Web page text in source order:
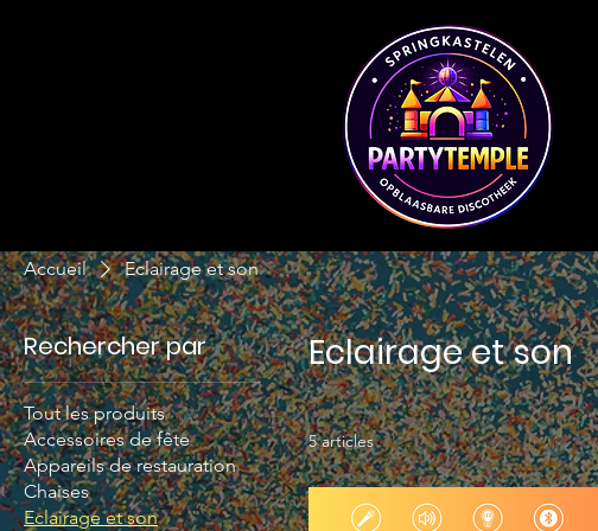
Accueil Eclairage et son
Rechercher par
Tout les produits
Accessoires de fête
Appareils de restauration
Chaises
Eclairage et son
Eclairage et son
5 articles